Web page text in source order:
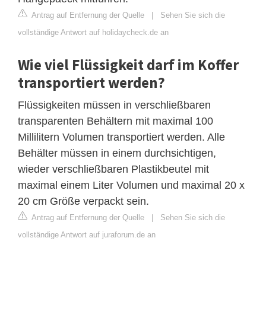
Antrag auf Entfernung der Quelle | Sehen Sie sich die
vollständige Antwort auf holidaycheck.de an
Wie viel Flüssigkeit darf im Koffer
transportiert werden?
Flüssigkeiten müssen in verschließbaren
transparenten Behältern mit maximal 100
Millilitern Volumen transportiert werden. Alle
Behälter müssen in einem durchsichtigen,
wieder verschließbaren Plastikbeutel mit
maximal einem Liter Volumen und maximal 20 x
20 cm Größe verpackt sein.
Antrag auf Entfernung der Quelle | Sehen Sie sich die
vollständige Antwort auf juraforum.de an